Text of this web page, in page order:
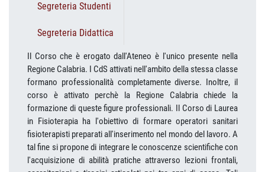
Segreteria Studenti
Segreteria Didattica
Il Corso che è erogato dall'Ateneo è l'unico presente nella
Regione Calabria. I CdS attivati nell'ambito della stessa classe
formano professionalità completamente diverse. Inoltre, il
corso è attivato perchè la Regione Calabria chiede la
formazione di queste figure professionali. Il Corso di Laurea
in Fisioterapia ha l'obiettivo di formare operatori sanitari
fisioterapisti preparati all'inserimento nel mondo del lavoro. A
tal fine si propone di integrare le conoscenze scientifiche con
l'acquisizione di abilità pratiche attraverso lezioni frontali,